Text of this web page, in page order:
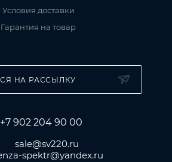
Условия доставки
Гарантия на товар
НА РАССЫЛКУ
+7 902 204 90 00
sale@sv220.ru
spektr@yandex.ru